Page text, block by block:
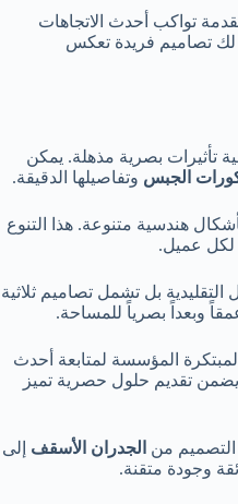
تواكب أحدث الاتجاهات
لك تصاميم فريدة تعكس
تأثيرات بصرية مذهلة. يمكن
الجبس وتفاصيلها الدقيقة.
هندسية متنوعة. هذا التنوع
لكل عميل.
التقليدية بل تشمل تصاميم ثلاثية
وبعداً بصرياً للمساحة.
المؤسسة لمتابعة أحدث
يضمن تقديم حلول حصرية تميز
من الجدران الأسقف إلى
وجودة متقنة.